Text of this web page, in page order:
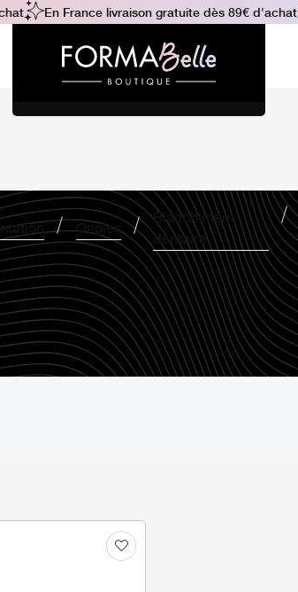
Ongles
Blanchiment
dentaire
En France livraison gratuite dès 89€ d'achat